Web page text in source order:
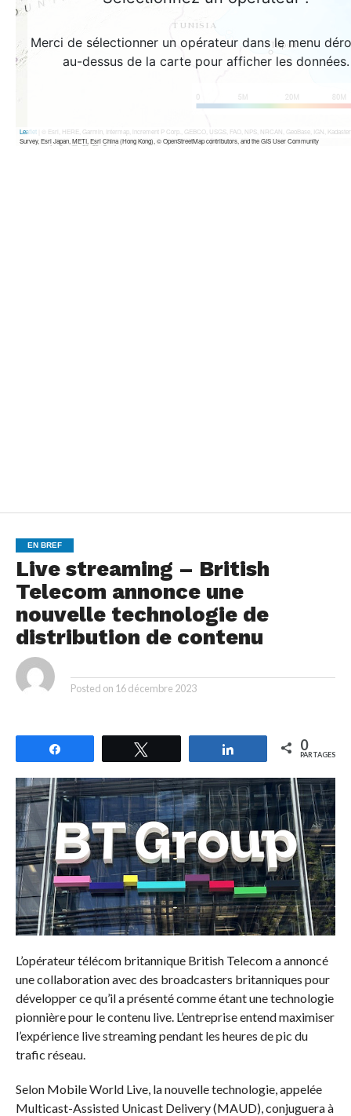
EN BREF
Live streaming – British
Telecom annonce une
nouvelle technologie de
distribution de contenu
Posted on 16 décembre 2023
Partagez 0
PARTAGES
L’opérateur télécom britannique British Telecom a annoncé
une collaboration avec des broadcasters britanniques pour
développer ce qu’il a présenté comme étant une technologie
pionnière pour le contenu live. L’entreprise entend maximiser
l’expérience live streaming pendant les heures de pic du
trafic réseau.
Selon Mobile World Live, la nouvelle technologie, appelée
Multicast-Assisted Unicast Delivery (MAUD), conjuguera à